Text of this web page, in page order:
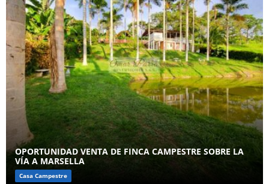
OPORTUNIDAD VENTA DE FINCA CAMPESTRE SOBRE LA
VÍA A MARSELLA
Casa Campestre